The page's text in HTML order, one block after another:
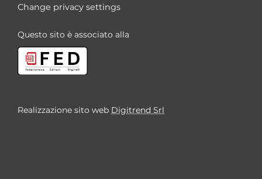
Change privacy settings
Questo sito è associato alla
Realizzazione sito web Digitrend Srl